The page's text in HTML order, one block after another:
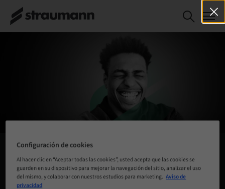
Configuración de cookies
Al hacer clic en “Aceptar todas las cookies”, usted acepta que las cookies se
guarden en su dispositivo para mejorar la navegación del sitio, analizar el uso
del mismo, y colaborar con nuestros estudios para marketing. Aviso de
privacidad